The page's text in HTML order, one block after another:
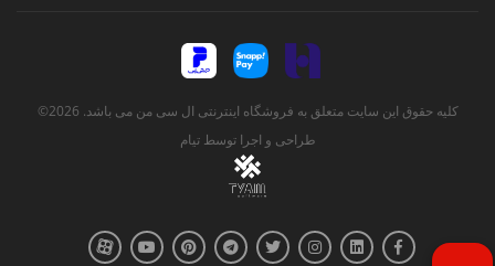
کلیه حقوق این سایت متعلق به فروشگاه اینترنتی ال سی من می باشد. 2026©
طراحی و اجرا توسطتیام